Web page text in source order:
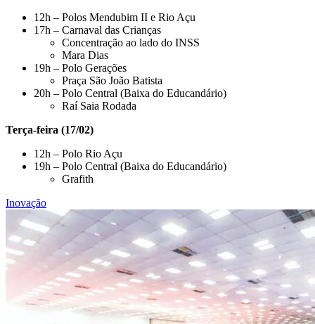
12h – Polos Mendubim II e Rio Açu
17h – Carnaval das Crianças
Concentração ao lado do INSS
Mara Dias
19h – Polo Gerações
Praça São João Batista
20h – Polo Central (Baixa do Educandário)
Raí Saia Rodada
Terça-feira (17/02)
12h – Polo Rio Açu
19h – Polo Central (Baixa do Educandário)
Grafith
Inovação